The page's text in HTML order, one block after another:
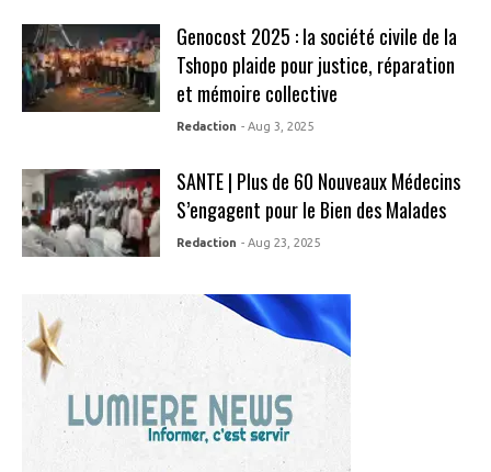
Genocost 2025 : la société civile de la
Tshopo plaide pour justice, réparation
et mémoire collective
Redaction - Aug 3, 2025
SANTE | Plus de 60 Nouveaux Médecins
S’engagent pour le Bien des Malades
Redaction - Aug 23, 2025